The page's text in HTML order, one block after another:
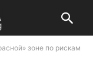
зоне по рискам